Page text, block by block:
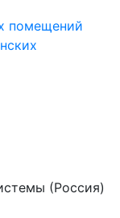
помещений
(Россия)